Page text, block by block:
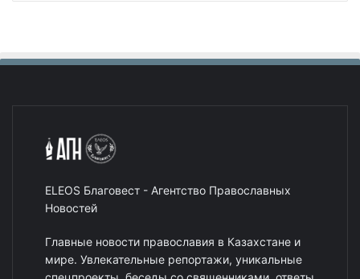
ELEOS Благовест - Агентство Православных
Новостей
Главные новости православия в Казахстане и
мире. Увлекательные репортажи, уникальные